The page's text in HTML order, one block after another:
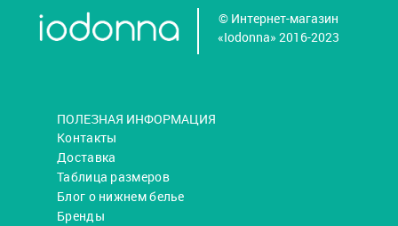
© Интернет-магазин
«Iodonna» 2016-2023
ПОЛЕЗНАЯ ИНФОРМАЦИЯ
Контакты
Доставка
Таблица размеров
Блог о нижнем белье
Бренды